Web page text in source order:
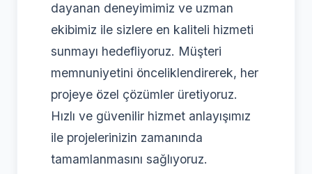
dayanan deneyimimiz ve uzman
ekibimiz ile sizlere en kaliteli hizmeti
sunmayı hedefliyoruz. Müşteri
memnuniyetini önceliklendirerek, her
projeye özel çözümler üretiyoruz.
Hızlı ve güvenilir hizmet anlayışımız
ile projelerinizin zamanında
tamamlanmasını sağlıyoruz.